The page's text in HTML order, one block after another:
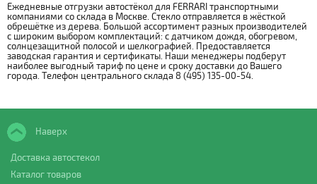
Ежедневные отгрузки автостёкол для FERRARI транспортными
компаниями со склада в Москве. Стекло отправляется в жёсткой
обрешётке из дерева. Большой ассортимент разных производителей
с широким выбором комплектаций: с датчиком дождя, обогревом,
солнцезащитной полосой и шелкографией. Предоставляется
заводская гарантия и сертификаты. Наши менеджеры подберут
наиболее выгодный тариф по цене и сроку доставки до Вашего
города. Телефон центрального склада 8 (495) 135-00-54.
Наверх
Доставка автостекол
Каталог товаров